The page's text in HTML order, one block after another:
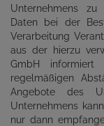
Unternehmens zu
Daten bei der
Verarbeitung
aus der hierzu
GmbH informiert
regelmäßigen
Angebote des
Unternehmens
nur dann